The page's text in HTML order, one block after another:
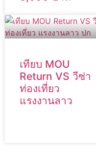
เทียบ MOU
Return VS วีซ่า
ท่องเที่ยว
แรงงานลาว